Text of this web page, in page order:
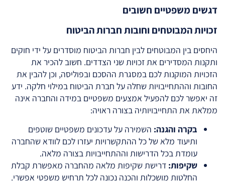
דגשים משפטיים חשובים
זכויות המבוטחים וחובות חברות הביטוח
היחסים בין המבוטחים לבין חברות הביטוח מוסדרים על ידי חוקים
ותקנות המסדירים את זכויות שני הצדדים. חשוב להכיר את
הזכויות המוקנות לכם במסגרת ההסכם ובפוליסה, וכן להבין את
החובות וההתחייבויות שחלה על חברת הביטוח במילוי חלקה. ידע
זה יאפשר לכם להפעיל אמצעים משפטיים במידה והחברה אינה
ממלאת את התחייבויותיה בצורה ראויה:
בקרה והגנה: השמירה על עדכונים משפטיים שוטפים
ותיעוד מלא של כל ההתקשרויות יעזרו לכם לוודא שהחברה
עומדת בכל הדרישות וההתחייבויות בצורה מלאה.
שקיפות: דרישת שקיפות מלאה מהחברה מאפשרת קבלת
החלטות מושכלות והכנה נכונה לכל תרחיש משפטי אפשרי.